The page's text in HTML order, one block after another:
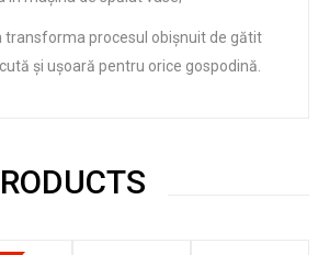
transforma procesul obișnuit de gătit
și ușoară pentru orice gospodină.